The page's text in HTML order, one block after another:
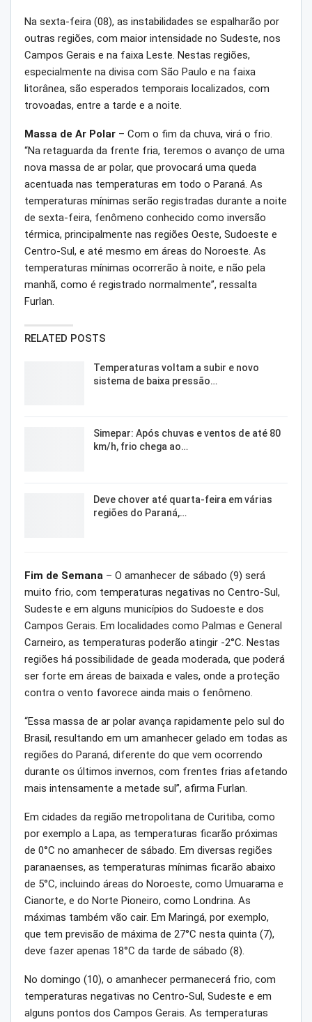
Na sexta-feira (08), as instabilidades se espalharão por
outras regiões, com maior intensidade no Sudeste, nos
Campos Gerais e na faixa Leste. Nestas regiões,
especialmente na divisa com São Paulo e na faixa
litorânea, são esperados temporais localizados, com
trovoadas, entre a tarde e a noite.
Massa de Ar Polar – Com o fim da chuva, virá o frio.
“Na retaguarda da frente fria, teremos o avanço de uma
nova massa de ar polar, que provocará uma queda
acentuada nas temperaturas em todo o Paraná. As
temperaturas mínimas serão registradas durante a noite
de sexta-feira, fenômeno conhecido como inversão
térmica, principalmente nas regiões Oeste, Sudoeste e
Centro-Sul, e até mesmo em áreas do Noroeste. As
temperaturas mínimas ocorrerão à noite, e não pela
manhã, como é registrado normalmente”, ressalta
Furlan.
RELATED POSTS
Temperaturas voltam a subir e novo
sistema de baixa pressão…
Simepar: Após chuvas e ventos de até 80
km/h, frio chega ao…
Deve chover até quarta-feira em várias
regiões do Paraná,…
Fim de Semana – O amanhecer de sábado (9) será
muito frio, com temperaturas negativas no Centro-Sul,
Sudeste e em alguns municípios do Sudoeste e dos
Campos Gerais. Em localidades como Palmas e General
Carneiro, as temperaturas poderão atingir -2°C. Nestas
regiões há possibilidade de geada moderada, que poderá
ser forte em áreas de baixada e vales, onde a proteção
contra o vento favorece ainda mais o fenômeno.
“Essa massa de ar polar avança rapidamente pelo sul do
Brasil, resultando em um amanhecer gelado em todas as
regiões do Paraná, diferente do que vem ocorrendo
durante os últimos invernos, com frentes frias afetando
mais intensamente a metade sul”, afirma Furlan.
Em cidades da região metropolitana de Curitiba, como
por exemplo a Lapa, as temperaturas ficarão próximas
de 0°C no amanhecer de sábado. Em diversas regiões
paranaenses, as temperaturas mínimas ficarão abaixo
de 5°C, incluindo áreas do Noroeste, como Umuarama e
Cianorte, e do Norte Pioneiro, como Londrina. As
máximas também vão cair. Em Maringá, por exemplo,
que tem previsão de máxima de 27°C nesta quinta (7),
deve fazer apenas 18°C da tarde de sábado (8).
No domingo (10), o amanhecer permanecerá frio, com
temperaturas negativas no Centro-Sul, Sudeste e em
alguns pontos dos Campos Gerais. As temperaturas